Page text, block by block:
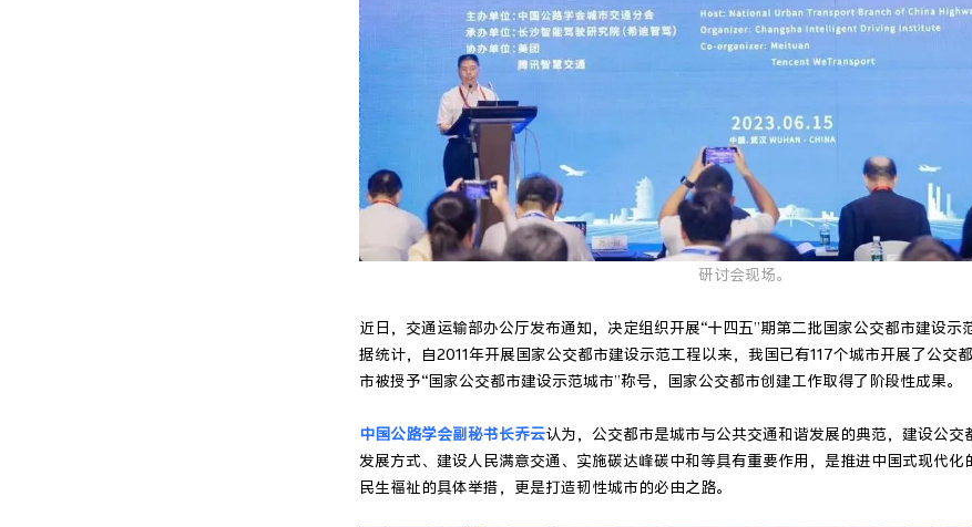
研讨会现场。
近日，交通运输部办公厅发布通知，决定组织开展“十四五”期第二批国家公交都市建设示
据统计，自2011年开展国家公交都市建设示范工程以来，我国已有117个城市开展了公交
市被授予“国家公交都市建设示范城市”称号，国家公交都市创建工作取得了阶段性成果。
中国公路学会副秘书长乔云认为，公交都市是城市与公共交通和谐发展的典范，建设公交
发展方式、建设人民满意交通、实施碳达峰碳中和等具有重要作用，是推进中国式现代化
民生福祉的具体举措，更是打造韧性城市的必由之路。